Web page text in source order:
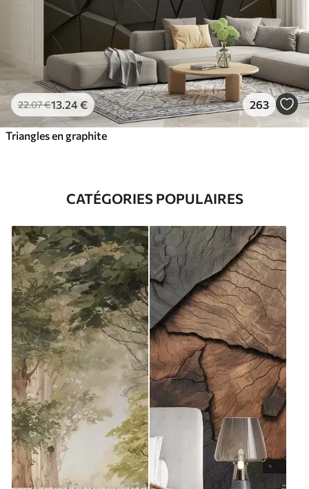
22.07€13.24€ 263
Triangles en graphite
CATÉGORIES POPULAIRES